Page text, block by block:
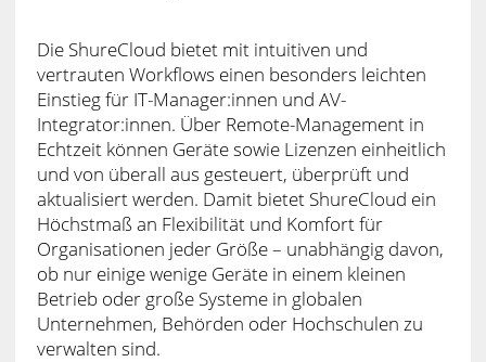
Die ShureCloud bietet mit intuitiven und
vertrauten Workflows einen besonders leichten
Einstieg für IT-Manager:innen und AV-
Integrator:innen. Über Remote-Management in
Echtzeit können Geräte sowie Lizenzen einheitlich
und von überall aus gesteuert, überprüft und
aktualisiert werden. Damit bietet ShureCloud ein
Höchstmaß an Flexibilität und Komfort für
Organisationen jeder Größe – unabhängig davon,
ob nur einige wenige Geräte in einem kleinen
Betrieb oder große Systeme in globalen
Unternehmen, Behörden oder Hochschulen zu
verwalten sind.